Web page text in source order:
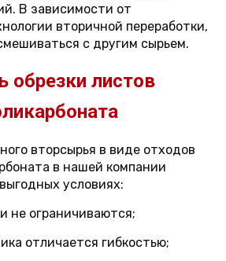
В зависимости от
вторичной переработки,
с другим сырьем.
обрезки листов
вторсырья в виде отходов
в нашей компании
условиях:
не ограничиваются;
отличается гибкостью;